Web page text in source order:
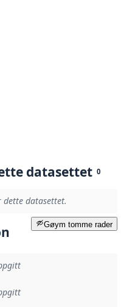
datasettet 0
datasettet.
Gøym tomme rader